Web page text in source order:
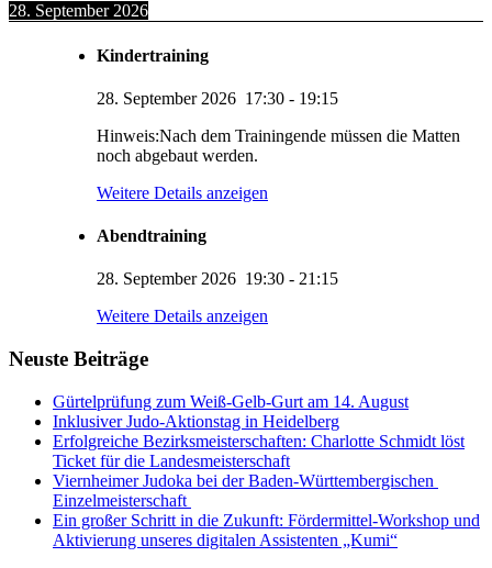
28. September 2026
Kindertraining
28. September 2026 17:30 - 19:15
Hinweis:Nach dem Trainingende müssen die Matten
noch abgebaut werden.
Weitere Details anzeigen
Abendtraining
28. September 2026 19:30 - 21:15
Weitere Details anzeigen
Neuste Beiträge
Gürtelprüfung zum Weiß-Gelb-Gurt am 14. August
Inklusiver Judo-Aktionstag in Heidelberg
Erfolgreiche Bezirksmeisterschaften: Charlotte Schmidt löst
Ticket für die Landesmeisterschaft
Viernheimer Judoka bei der Baden-Württembergischen
Einzelmeisterschaft
Ein großer Schritt in die Zukunft: Fördermittel-Workshop und
Aktivierung unseres digitalen Assistenten „Kumi“
KUMI – Dein KI-Assistent
1. Viernheimer Judo-Club e.V.